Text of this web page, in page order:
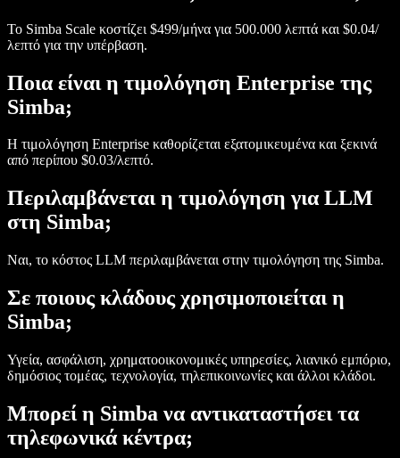
Το Simba Scale κοστίζει $499/μήνα για 500.000 λεπτά και $0.04/
λεπτό για την υπέρβαση.
Ποια είναι η τιμολόγηση Enterprise της
Simba;
Η τιμολόγηση Enterprise καθορίζεται εξατομικευμένα και ξεκινά
από περίπου $0.03/λεπτό.
Περιλαμβάνεται η τιμολόγηση για LLM
στη Simba;
Ναι, το κόστος LLM περιλαμβάνεται στην τιμολόγηση της Simba.
Σε ποιους κλάδους χρησιμοποιείται η
Simba;
Υγεία, ασφάλιση, χρηματοοικονομικές υπηρεσίες, λιανικό εμπόριο,
δημόσιος τομέας, τεχνολογία, τηλεπικοινωνίες και άλλοι κλάδοι.
Μπορεί η Simba να αντικαταστήσει τα
τηλεφωνικά κέντρα;